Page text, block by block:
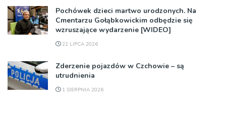
Pochówek dzieci martwo urodzonych. Na
Cmentarzu Gołąbkowickim odbędzie się
wzruszające wydarzenie [WIDEO]
22 LIPCA 2026
Zderzenie pojazdów w Czchowie – są
utrudnienia
1 SIERPNIA 2026